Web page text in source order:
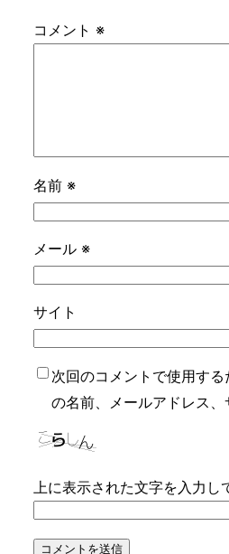
コメント ※
名前 ※
メール ※
サイト
次回のコメントで使用す
の名前、メールアドレス、
上に表示された文字を入力し